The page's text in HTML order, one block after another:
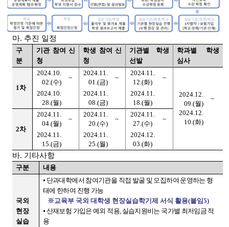
마. 추진 일정
구
분
기관 참여 신
청
학생 참여 신
청
기관별 학생
선발
학과별 학생
심사
1차
2024.10.
02.(수)
~
2024.11.
01.(금)
~
2024.11.
12.(화)
~
2024.12.
09.(월)
2024.12.
10.(화)
~
2024.10.
28.(월)
2024.11.
08.(금)
2024.11.
18.(월)
2차
2024.11.
04.(월)
~
2024.11.
20.(수)
~
2024.11.
27.(수)
~
2024.11.
15.(금)
2024.11.
25.(월)
2024.12.
03.(화)
바. 기타사항
구분 내용
국외
현장
실습
⦁ 단과대학에서 참여기관을 직접 발굴 및 모집하여 운영하는 형
태에 한하여 진행 가능
※교육부 국외 대학생 현장실습학기제 서식 활용(붙임5)
⦁ 산재보험 가입은 예외 적용, 실습지원비는 국가별 최저임금 적
용